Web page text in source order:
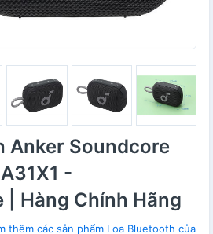
Anker Soundcore
-
| Hàng Chính Hãng
thêm các sản phẩm Loa Bluetooth của